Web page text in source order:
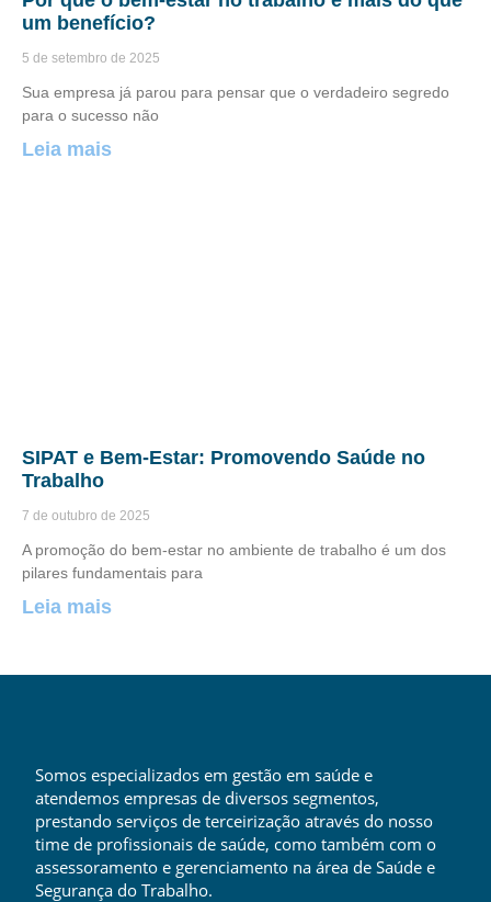
um benefício?
5 de setembro de 2025
Sua empresa já parou para pensar que o verdadeiro segredo
para o sucesso não
Leia mais
SIPAT e Bem-Estar: Promovendo Saúde no
Trabalho
7 de outubro de 2025
A promoção do bem-estar no ambiente de trabalho é um dos
pilares fundamentais para
Leia mais
Somos especializados em gestão em saúde e
atendemos empresas de diversos segmentos,
prestando serviços de terceirização através do nosso
time de profissionais de saúde, como também com o
assessoramento e gerenciamento na área de Saúde e
Segurança do Trabalho.